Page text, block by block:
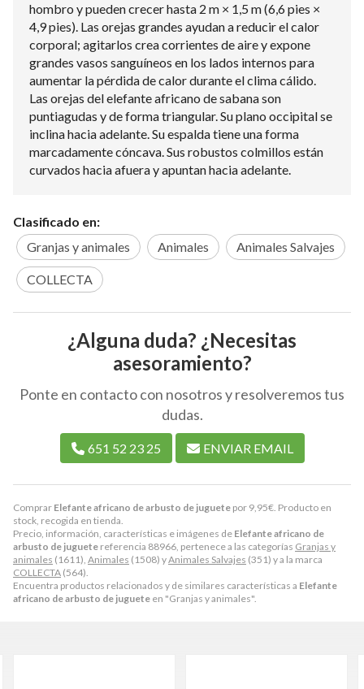
Comprar Elefante africano de arbusto de juguete por 9,95€ . Producto en
stock, recogida en tienda.
Precio, información, características e imágenes de Elefante africano de
arbusto de juguete referencia 88966, pertenece a las categorías Granjas y
animales (1611), Animales (1508) yAnimales Salvajes (351) y a la marca
COLLECTA (564).
Encuentra productos relacionados y de similares características a Elefante
africano de arbusto de juguete en "Granjas y animales".
hombro y pueden crecer hasta 2 m × 1,5 m (6,6 pies ×
4,9 pies). Las orejas grandes ayudan a reducir el calor
corporal; agitarlos crea corrientes de aire y expone
grandes vasos sanguíneos en los lados internos para
aumentar la pérdida de calor durante el clima cálido.
Las orejas del elefante africano de sabana son
puntiagudas y de forma triangular. Su plano occipital se
inclina hacia adelante. Su espalda tiene una forma
marcadamente cóncava. Sus robustos colmillos están
curvados hacia afuera y apuntan hacia adelante.
Clasificado en:
Granjas y animales
Animales Animales Salvajes
COLLECTA
¿Alguna duda? ¿Necesitas
asesoramiento?
Ponte en contacto con nosotros y resolveremos tus
dudas.
651 52 23 25 ENVIAR EMAIL